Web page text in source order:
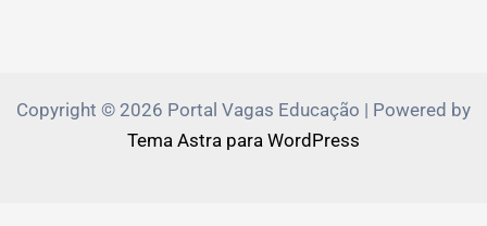
Copyright © 2026 Portal Vagas Educação | Powered by
Tema Astra para WordPress